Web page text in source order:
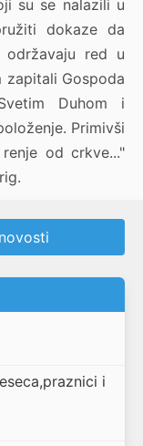
su se nalazili u
dokaze da
red u
Gospoda
Duhom i
Primivši
od crkve..."
i